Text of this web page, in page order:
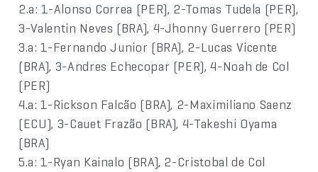
2.a: 1-Alonso Correa (PER), 2-Tomas Tudela (PER),
3-Valentin Neves (BRA), 4-Jhonny Guerrero (PER)
3.a: 1-Fernando Junior (BRA), 2-Lucas Vicente
(BRA), 3-Andres Echecopar (PER), 4-Noah de Col
(PER)
4.a: 1-Rickson Falcão (BRA), 2-Maximiliano Saenz
(ECU), 3-Cauet Frazão (BRA), 4-Takeshi Oyama
(BRA)
5.a: 1-Ryan Kainalo (BRA), 2-Cristobal de Col